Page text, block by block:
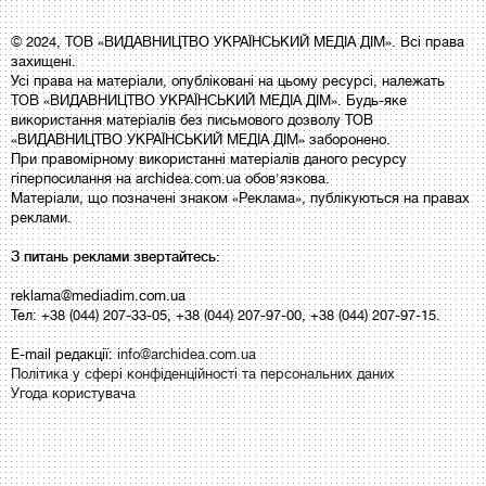
© 2024, ТОВ «ВИДАВНИЦТВО УКРАЇНСЬКИЙ МЕДІА ДІМ». Всі права
захищені.
Усі права на матеріали, опубліковані на цьому ресурсі, належать
ТОВ «ВИДАВНИЦТВО УКРАЇНСЬКИЙ МЕДІА ДІМ». Будь-яке
використання матеріалів без письмового дозволу ТОВ
«ВИДАВНИЦТВО УКРАЇНСЬКИЙ МЕДІА ДІМ» заборонено.
При правомірному використанні матеріалів даного ресурсу
гіперпосилання на archidea.com.ua обов'язкова.
Матеріали, що позначені знаком «Реклама», публікуються на правах
реклами.
З питань реклами звертайтесь:
reklama@mediadim.com.ua
Тел: +38 (044) 207-33-05, +38 (044) 207-97-00, +38 (044) 207-97-15.
E-mail редакції:info@archidea.com.ua
Політика у сфері конфіденційності та персональних даних
Угода користувача